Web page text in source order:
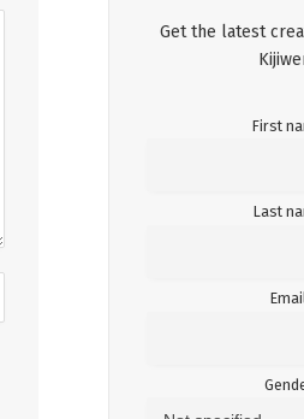
Get the latest
First
Last